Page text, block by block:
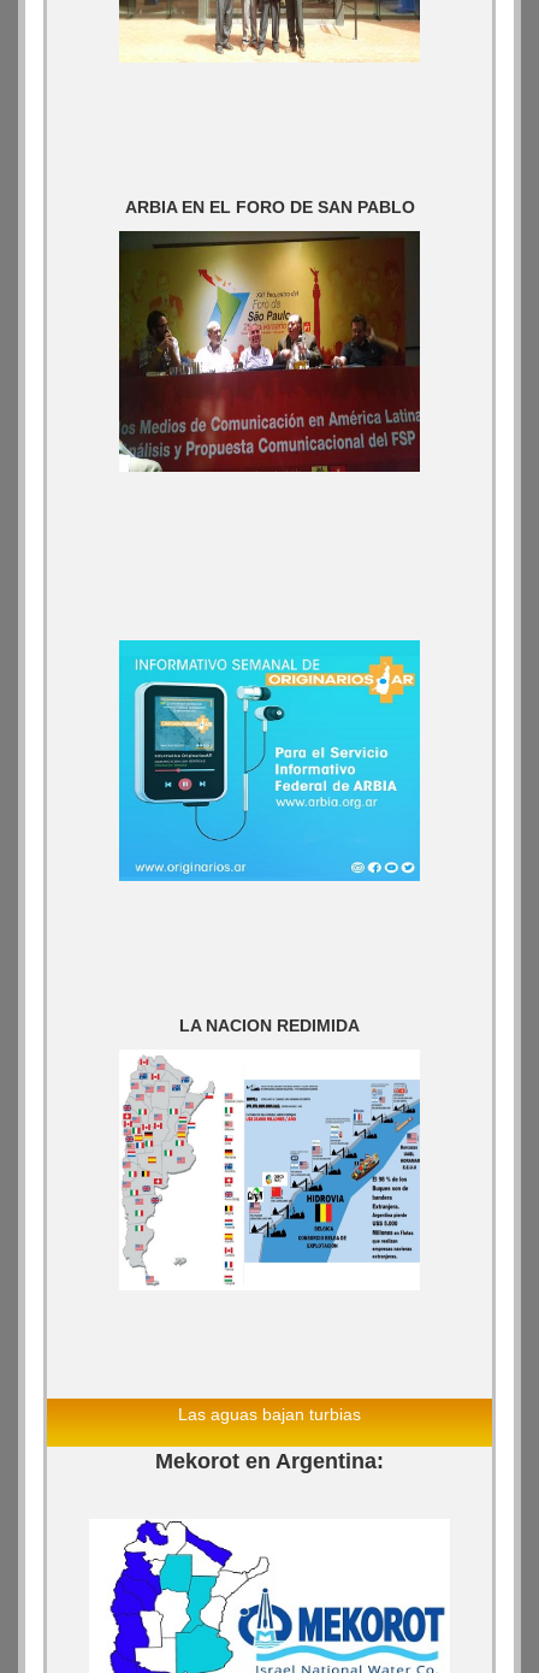
ARBIA EN EL FORO DE SAN PABLO
LA NACION REDIMIDA
Las aguas bajan turbias
Mekorot en Argentina: